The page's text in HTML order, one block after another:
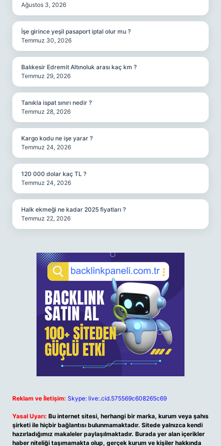
Ağustos 3, 2026
İşe girince yeşil pasaport iptal olur mu ?
Temmuz 30, 2026
Balıkesir Edremit Altınoluk arası kaç km ?
Temmuz 29, 2026
Tanıkla ispat sınırı nedir ?
Temmuz 28, 2026
Kargo kodu ne işe yarar ?
Temmuz 24, 2026
120 000 dolar kaç TL ?
Temmuz 24, 2026
Halk ekmeği ne kadar 2025 fiyatları ?
Temmuz 22, 2026
Reklam ve İletişim: Skype: live:.cid.575569c608265c69
Yasal Uyarı: Bu internet sitesi, herhangi bir marka, kurum veya şahıs
şirketi ile hiçbir bağlantısı bulunmamaktadır. Sitede yalnızca kendi
hazırladığımız makaleler paylaşılmaktadır. Burada yer alan içerikler
haber niteliği taşımamakta olup, gerçek kurum ve kişiler hakkında